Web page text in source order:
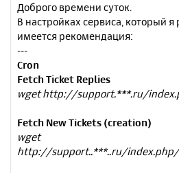
о
б
щ
е
н
и
е
Доброго времени суток.
В настройках сервиса, который я
имеется рекомендация:
---
Cron
Fetch Ticket Replies
wget http://support.***.ru/
Fetch New Tickets (creation)
wget
http://support..***..ru/